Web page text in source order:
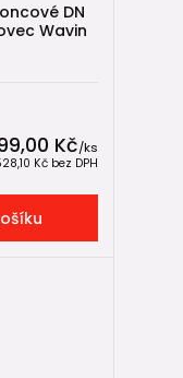
DN
Wavin
Kč/ks
Kč bez DPH